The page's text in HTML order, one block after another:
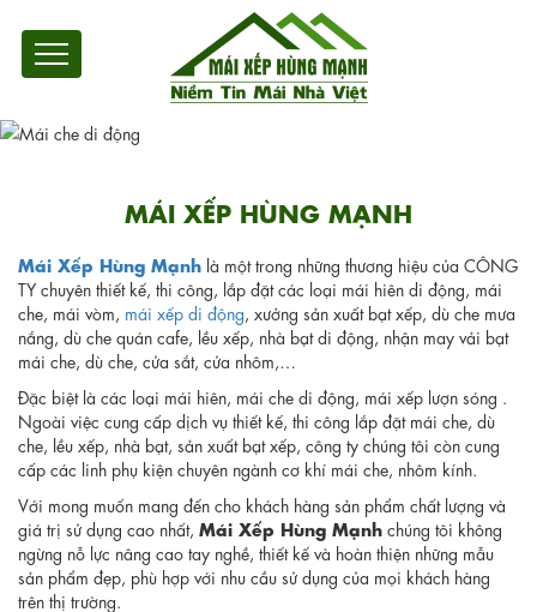
MÁI XẾP HÙNG MẠNH
Mái Xếp Hùng Mạnh là một trong những thương hiệu của CÔNG
TY chuyên thiết kế, thi công, lắp đặt các loại mái hiên di động, mái
che, mái vòm, mái xếp di động , xưởng sản xuất bạt xếp, dù che mưa
nắng, dù che quán cafe, lều xếp, nhà bạt di động, nhận may vải bạt
mái che, dù che, cửa sắt, cửa nhôm,…
Đặc biệt là các loại mái hiên, mái che di động, mái xếp lượn sóng .
Ngoài việc cung cấp dịch vụ thiết kế, thi công lắp đặt mái che, dù
che, lều xếp, nhà bạt, sản xuất bạt xếp, công ty chúng tôi còn cung
cấp các linh phụ kiện chuyên ngành cơ khí mái che, nhôm kính.
Với mong muốn mang đến cho khách hàng sản phẩm chất lượng và
giá trị sử dụng cao nhất, Mái Xếp Hùng Mạnh chúng tôi không
ngừng nỗ lực nâng cao tay nghề, thiết kế và hoàn thiện những mẫu
sản phẩm đẹp, phù hợp với nhu cầu sử dụng của mọi khách hàng
trên thị trường.